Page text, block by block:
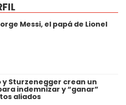
Messi, el papá de Lionel
y Sturzenegger crean un
indemnizar y “ganar”
aliados